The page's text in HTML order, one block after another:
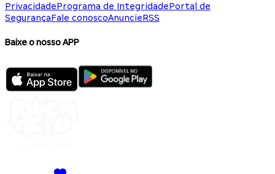
PrivacidadePrograma de IntegridadePortal de
SegurançaFale conoscoAnuncieRSS
Baixe o nosso APP